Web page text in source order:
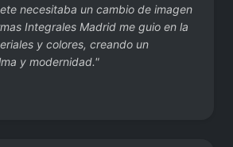
necesitaba un cambio de imagen
Integrales Madrid me guio en la
y colores, creando un
y modernidad."